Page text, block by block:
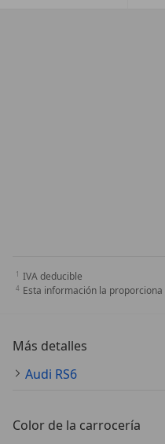
IVA deducible
Esta información la
Más detalles
Audi RS6
Color de la carrocería